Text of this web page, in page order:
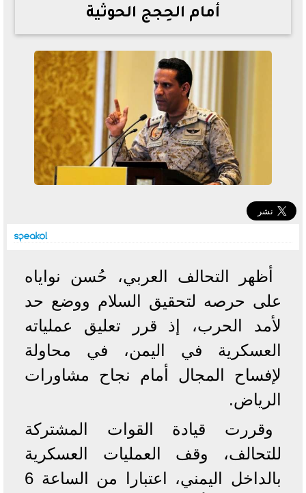
خطوات الاستعلام فور اعتمادها
تصرف مثير من ميسي ونجوم الأرجنتين قبل مواجهة مصر
تحسن حالة فضل شاكر الصحية وخروجه من المستشفى |
أسعار الحديد والأسمنت اليوم الإثنين 6 - 7 - 2026
أمام الحِجج الحوثية
أظهر التحالف العربي، حُسن نواياه
على حرصه لتحقيق السلام ووضع حد
لأمد الحرب، إذ قرر تعليق عملياته
العسكرية في اليمن، في محاولة
لإفساح المجال أمام نجاح مشاورات
الرياض.
وقررت قيادة القوات المشتركة
للتحالف، وقف العمليات العسكرية
بالداخل اليمني، اعتبارا من الساعة 6